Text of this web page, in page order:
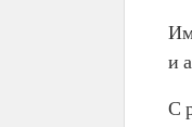
и
С